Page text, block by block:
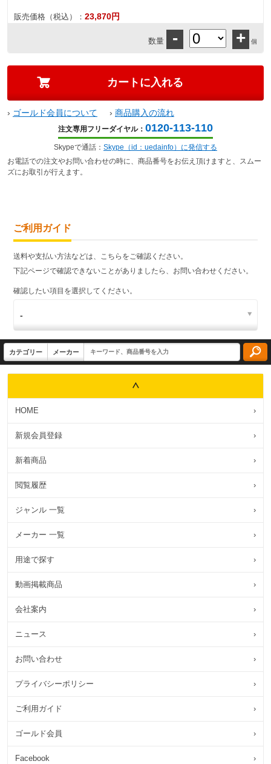
販売価格（税込）： 23,870円
数量 - + 個
› ゴールド会員について › 商品購入の流れ
注文専用フリーダイヤル： 0120-113-110
Skypeで通話： Skype（id：uedainfo）に発信する
お電話での注文やお問い合わせの時に、商品番号をお伝え頂けますと、スムー
ズにお取引が行えます。
ご利用ガイド
送料や支払い方法などは、こちらをご確認ください。
下記ページで確認できないことがありましたら、お問い合わせください。
確認したい項目を選択してください。
HOME ›
新規会員登録 ›
新着商品 ›
閲覧履歴 ›
ジャンル 一覧 ›
メーカー 一覧 ›
用途で探す ›
動画掲載商品 ›
会社案内 ›
ニュース ›
お問い合わせ ›
プライバシーポリシー ›
ご利用ガイド ›
ゴールド会員 ›
Facebook ›